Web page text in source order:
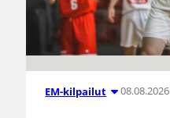
EM-kilpailut